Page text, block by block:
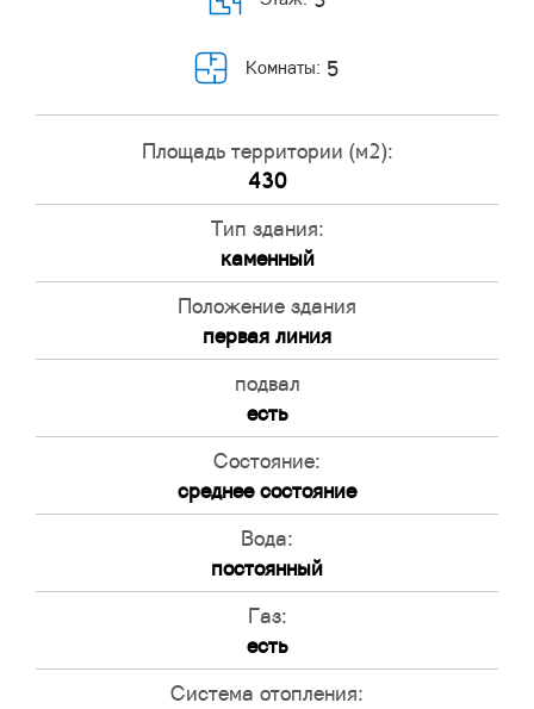
Комнаты: 5
Площадь территории (м2):
430
Тип здания:
каменный
Положение здания
первая линия
подвал
есть
Состояние:
среднее состояние
Вода:
постоянный
Газ:
есть
Система отопления: